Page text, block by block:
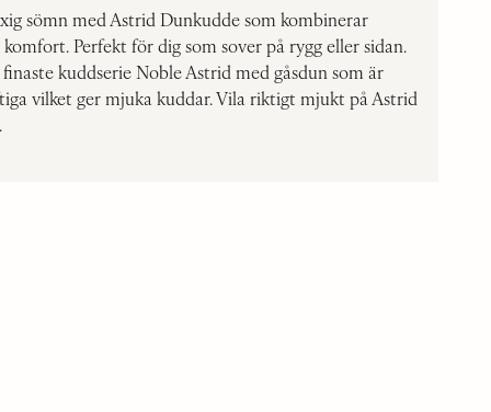
sömn med Astrid Dunkudde som kombinerar
Perfekt för dig som sover på rygg eller sidan.
kuddserie Noble Astrid med gåsdun som är
vilket ger mjuka kuddar. Vila riktigt mjukt på Astrid